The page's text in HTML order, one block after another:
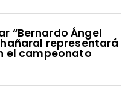
“Bernardo Ángel
representará
el campeonato